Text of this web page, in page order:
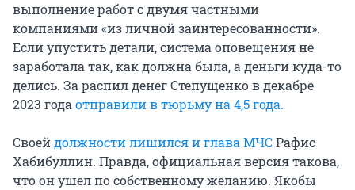
выполнение работ с двумя частными
компаниями «из личной заинтересованности».
Если упустить детали, система оповещения не
заработала так, как должна была, а деньги куда-то
делись. За распил денег Степущенко в декабре
2023 года отправили в тюрьму на 4,5 года.
Своейдолжности лишился и глава МЧСРафис
Хабибуллин. Правда, официальная версия такова,
что он ушел по собственному желанию. Якобы